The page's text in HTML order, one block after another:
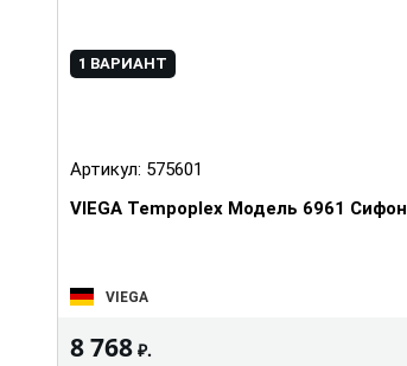
1 ВАРИАНТ
Артикул: 575601
VIEGA Tempoplex Модель 6961 Сифон
VIEGA
8 768 ₽.